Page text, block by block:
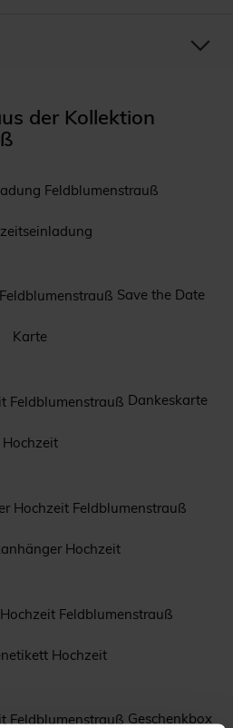
der Kollektion
Save the Date
Karte
Dankeskarte
Hochzeit
Hochzeit
Hochzeit
Geschenkbox